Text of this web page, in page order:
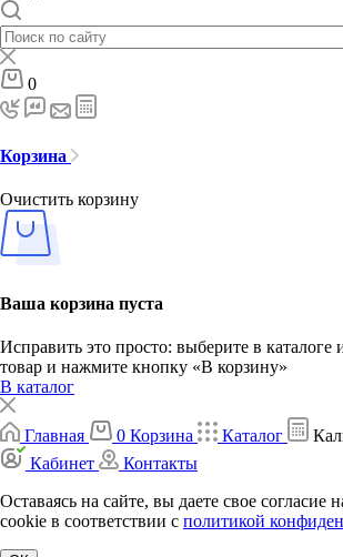
0
Корзина
Очистить корзину
Ваша корзина пуста
Исправить это просто: выберите в
товар и нажмите кнопку «В корзину»
В каталог
Главная 0 Корзина Каталог
Кабинет
Контакты
Оставаясь на сайте, вы даете свое согласие
cookie в соответствии c политикой